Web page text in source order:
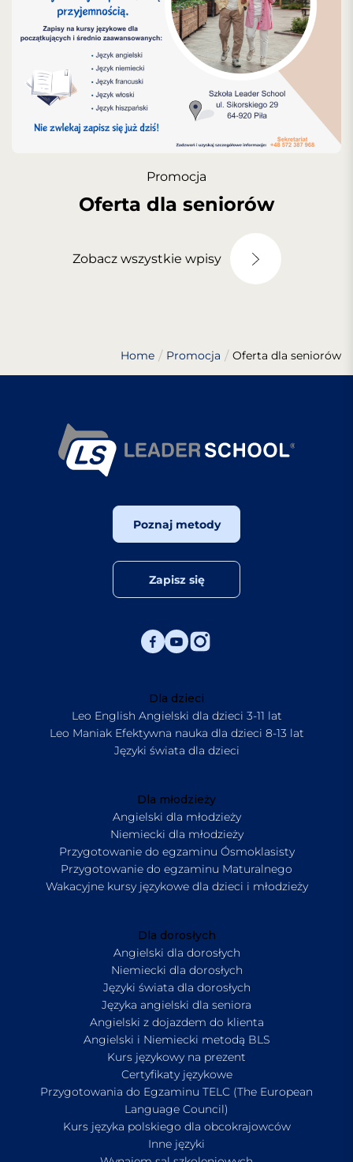
Promocja
Oferta dla seniorów
Zobacz wszystkie wpisy
Home Promocja Oferta dla seniorów
Poznaj metody
Zapisz się
Dla dzieci
Leo English Angielski dla dzieci 3-11 lat
Leo Maniak Efektywna nauka dla dzieci 8-13 lat
Języki świata dla dzieci
Dla młodzieży
Angielski dla młodzieży
Niemiecki dla młodzieży
Przygotowanie do egzaminu Ósmoklasisty
Przygotowanie do egzaminu Maturalnego
Wakacyjne kursy językowe dla dzieci i młodzieży
Dla dorosłych
Angielski dla dorosłych
Niemiecki dla dorosłych
Języki świata dla dorosłych
Języka angielski dla seniora
Angielski z dojazdem do klienta
Angielski i Niemiecki metodą BLS
Kurs językowy na prezent
Certyfikaty językowe
Przygotowania do Egzaminu TELC (The European
Language Council)
Kurs języka polskiego dla obcokrajowców
Inne języki